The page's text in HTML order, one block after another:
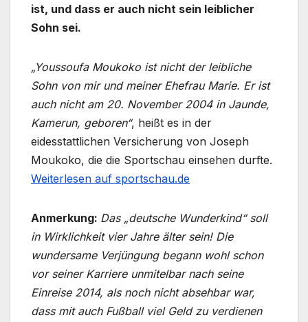
ist, und dass er auch nicht sein leiblicher
Sohn sei.
„Youssoufa Moukoko ist nicht der leibliche
Sohn von mir und meiner Ehefrau Marie. Er ist
auch nicht am 20. November 2004 in Jaunde,
Kamerun, geboren“, heißt es in der
eidesstattlichen Versicherung von Joseph
Moukoko, die die Sportschau einsehen durfte.
Weiterlesen auf sportschau.de
Anmerkung: Das „deutsche Wunderkind“ soll
in Wirklichkeit vier Jahre älter sein! Die
wundersame Verjüngung begann wohl schon
vor seiner Karriere unmitelbar nach seine
Einreise 2014, als noch nicht absehbar war,
dass mit auch Fußball viel Geld zu verdienen